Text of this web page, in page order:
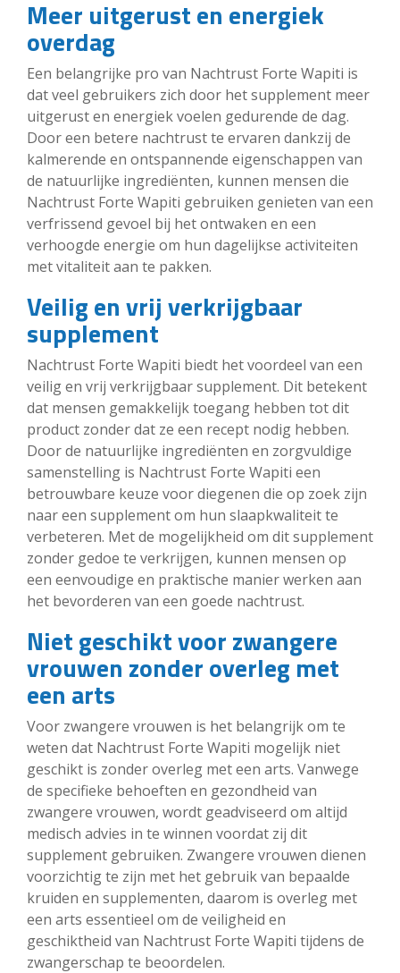
Meer uitgerust en energiek
overdag
Een belangrijke pro van Nachtrust Forte Wapiti is
dat veel gebruikers zich door het supplement meer
uitgerust en energiek voelen gedurende de dag.
Door een betere nachtrust te ervaren dankzij de
kalmerende en ontspannende eigenschappen van
de natuurlijke ingrediënten, kunnen mensen die
Nachtrust Forte Wapiti gebruiken genieten van een
verfrissend gevoel bij het ontwaken en een
verhoogde energie om hun dagelijkse activiteiten
met vitaliteit aan te pakken.
Veilig en vrij verkrijgbaar
supplement
Nachtrust Forte Wapiti biedt het voordeel van een
veilig en vrij verkrijgbaar supplement. Dit betekent
dat mensen gemakkelijk toegang hebben tot dit
product zonder dat ze een recept nodig hebben.
Door de natuurlijke ingrediënten en zorgvuldige
samenstelling is Nachtrust Forte Wapiti een
betrouwbare keuze voor diegenen die op zoek zijn
naar een supplement om hun slaapkwaliteit te
verbeteren. Met de mogelijkheid om dit supplement
zonder gedoe te verkrijgen, kunnen mensen op
een eenvoudige en praktische manier werken aan
het bevorderen van een goede nachtrust.
Niet geschikt voor zwangere
vrouwen zonder overleg met
een arts
Voor zwangere vrouwen is het belangrijk om te
weten dat Nachtrust Forte Wapiti mogelijk niet
geschikt is zonder overleg met een arts. Vanwege
de specifieke behoeften en gezondheid van
zwangere vrouwen, wordt geadviseerd om altijd
medisch advies in te winnen voordat zij dit
supplement gebruiken. Zwangere vrouwen dienen
voorzichtig te zijn met het gebruik van bepaalde
kruiden en supplementen, daarom is overleg met
een arts essentieel om de veiligheid en
geschiktheid van Nachtrust Forte Wapiti tijdens de
zwangerschap te beoordelen.